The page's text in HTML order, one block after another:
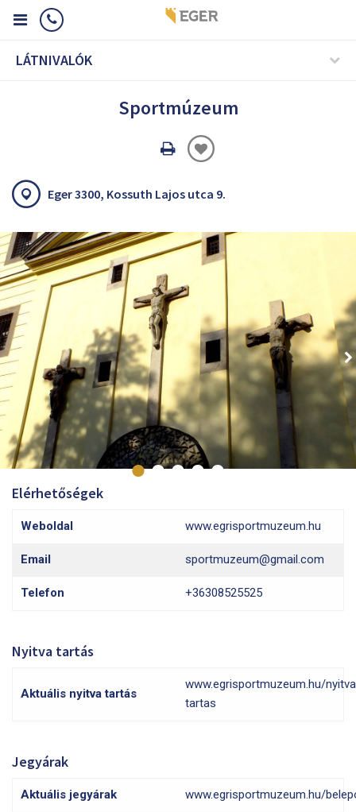
LÁTNIVALÓK
Sportmúzeum
Oldal
Eger 3300, Kossuth Lajos utca 9.
Elérhetőségek
Weboldal www.egrisportmuzeum.hu
Email sportmuzeum@gmail.com
Telefon +36308525525
Nyitva tartás
Aktuális nyitva tartás
www.egrisportmuzeum.hu/
tartas
Jegyárak
Aktuális jegyárak www.egrisportmuzeum.hu/